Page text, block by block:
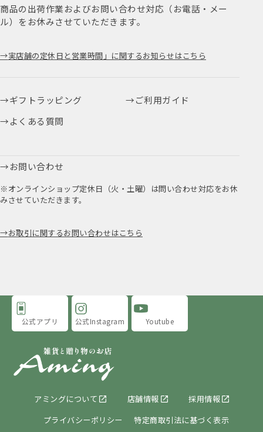
商品の出荷作業およびお問い合わせ対応（お電話・メー
ル）をお休みさせていただきます。
実店舗の定休日と営業時間」に関するお知らせはこちら
ギフトラッピング
ご利用ガイド
よくある質問
お問い合わせ
※オンラインショップ定休日（火・土曜）は問い合わせ対応をお休
みさせていただきます。
お取引に関するお問い合わせはこちら
アミングについて 店舗情報
採用情報
プライバシーポリシー
特定商取引法に基づく表示
公式アプリ 公式Instagram Youtube